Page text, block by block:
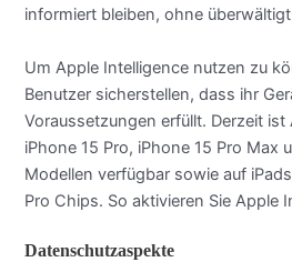
informiert bleiben, ohne
Um Apple Intelligence nutzen zu
Benutzer sicherstellen, dass ihr
Voraussetzungen erfüllt. Derzeit
iPhone 15 Pro, iPhone 15 Pro Max
Modellen verfügbar sowie auf
Pro Chips. So aktivieren Sie Apple
Datenschutzaspekte